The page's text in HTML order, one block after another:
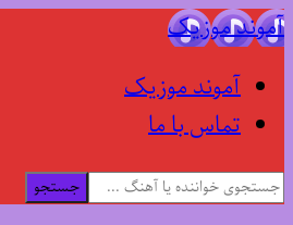
آموند موزیک
آموند موزیک
تماس با ما
جستجو